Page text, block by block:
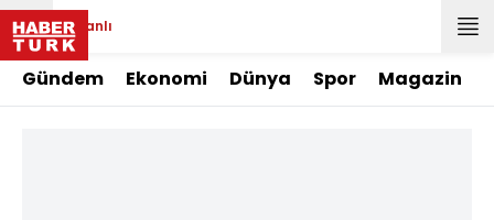
Canlı
Gündem Ekonomi Dünya Spor Magazin